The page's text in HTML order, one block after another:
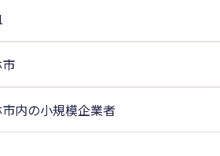
内の小規模企業者